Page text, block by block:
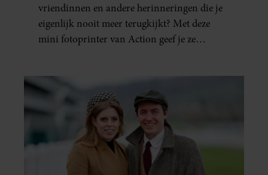
vriendinnen en andere herinneringen die je
eigenlijk nooit meer terugkijkt? Met deze
mini fotoprinter van Action geef je ze
al in handen.